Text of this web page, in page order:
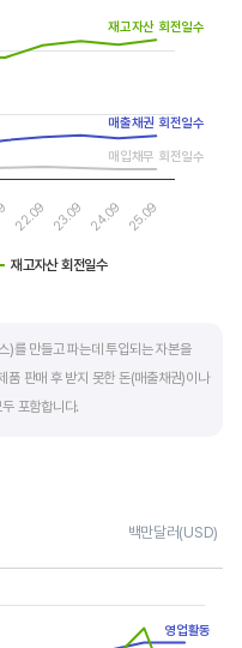
and values.
재고자산 회전일수
22.09 23.09 24.09 25.09
매출채권 회전일수
재고자산 회전일수
매입채무 회전일수
만들고 파는데 투입되는 자본을
품 판매 후 받지 못한 돈(매출채권)이나
포함합니다.
있는지를 확인할 수 있는 운전자본
회전일수가 낮으면 회사의 현금 회전이
으로 회수되는 기간이 짧아 회사의
백만달러(USD)
영업활동